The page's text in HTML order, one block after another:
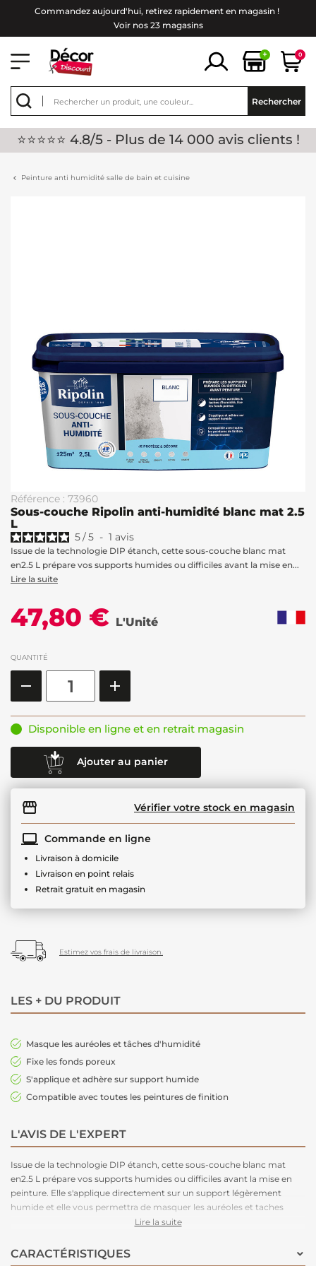
Commandez aujourd'hui, retirez rapidement en magasin !
Voir nos 23 magasins
+ 0
Rechercher
⭐⭐⭐⭐⭐ 4.8/5 - Plus de 14 000 avis clients !
Peinture anti humidité salle de bain et cuisine
Référence : 73960
Sous-couche Ripolin anti-humidité blanc mat 2.5
L
5/5 - 1 avis
Issue de la technologie DIP étanch, cette sous-couche blanc mat
en2.5 L prépare vos supports humides ou difficiles avant la mise en...
Lire la suite
47,80 € L'Unité
QUANTITÉ
Disponible en ligne et en retrait magasin
Ajouter au panier
Vérifier votre stock en magasin
Commande en ligne
Livraison à domicile
Livraison en point relais
Retrait gratuit en magasin
Estimez vos frais de livraison.
LES + DU PRODUIT
Masque les auréoles et tâches d'humidité
Fixe les fonds poreux
S'applique et adhère sur support humide
Compatible avec toutes les peintures de finition
L'AVIS DE L'EXPERT
Issue de la technologie DIP étanch, cette sous-couche blanc mat
en2.5 L prépare vos supports humides ou difficiles avant la mise en
peinture. Elle s'applique directement sur un support légèrement
humide et elle vous permettra de masquer les auréoles et taches
d’humidité et de fixer les fonds poreux.
Elle est compatible avec toutes les peintures de finition
microporeuses (peintures laissant respirer le support). Nous vous
Lire la suite
CARACTÉRISTIQUES